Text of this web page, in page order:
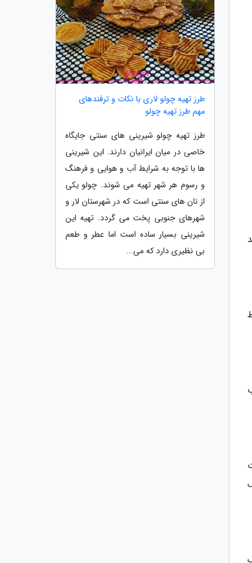
طرز تهیه چولو لاری با نکات و ترفندهای
مهم طرز تهیه چولو
طرز تهیه چولو شیرینی های سنتی جایگاه
خاصی در میان ایرانیان دارند. این شیرینی
ها با توجه به شرایط آب و هوایی و فرهنگ
و رسوم هر شهر تهیه می شوند. چولو یکی
از نان های سنتی است که در شهرستان لار و
شهرهای جنوبی پخت می گردد. تهیه این
شیرینی بسیار ساده است اما عطر و طعم
بی نظیری دارد که می...